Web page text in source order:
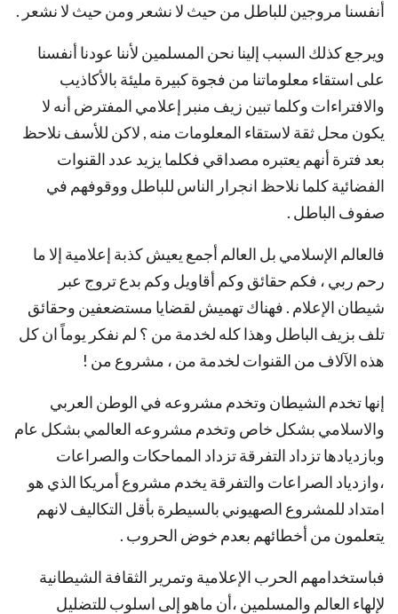
أنفسنا مروجين للباطل من حيث لا نشعر ومن حيث لا نشعر .
ويرجع كذلك السبب إلينا نحن المسلمين لأننا عودنا أنفسنا
على استقاء معلوماتنا من فجوة كبيرة مليئة بالأكاذيب
والافتراءات وكلما تبين زيف منبر إعلامي المفترض أنه لا
يكون محل ثقة لاستقاء المعلومات منه , لاكن للأسف نلاحظ
بعد فترة أنهم يعتبره مصداقي فكلما يزيد عدد القنوات
الفضائية كلما نلاحظ انجرار الناس للباطل ووقوفهم في
صفوف الباطل .
فالعالم الإسلامي بل العالم أجمع يعيش كذبة إعلامية إلا ما
رحم ربي ، فكم حقائق وكم أقاويل وكم بدع تروج عبر
شيطان الإعلام . فهناك تهميش لقضايا مستضعفين وحقائق
تلف بزيف الباطل وهذا كله لخدمة من ؟ لم نفكر يوماً ان كل
هذه الآلاف من القنوات لخدمة من ، مشروع من !
إنها تخدم الشيطان وتخدم مشروعه في الوطن العربي
والاسلامي بشكل خاص وتخدم مشروعه العالمي بشكل عام
وبازديادها تزداد التفرقة تزداد المماحكات والصراعات
،وازدياد الصراعات والتفرقة يخدم مشروع أمريكا الذي هو
امتداد للمشروع الصهيوني بالسيطرة بأقل التكاليف لانهم
يتعلمون من أخطائهم بعدم خوض الحروب .
فباستخدامهم الحرب الإعلامية وتمرير الثقافة الشيطانية
لإلهاء العالم والمسلمين ،أن ماهو إلى اسلوب للتضليل